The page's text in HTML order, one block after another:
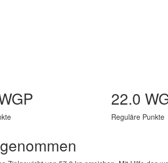
22.0
Reguläre Punkte